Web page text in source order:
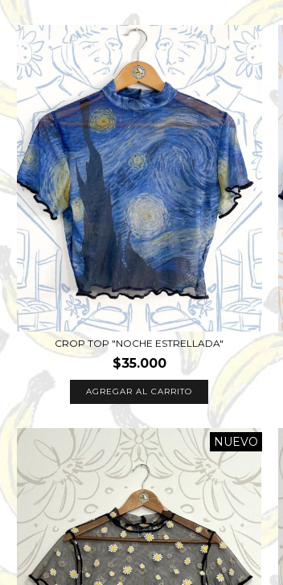
CROP TOP "NOCHE ESTRELLADA"
$35.000
AGREGAR AL CARRITO
NUEVO